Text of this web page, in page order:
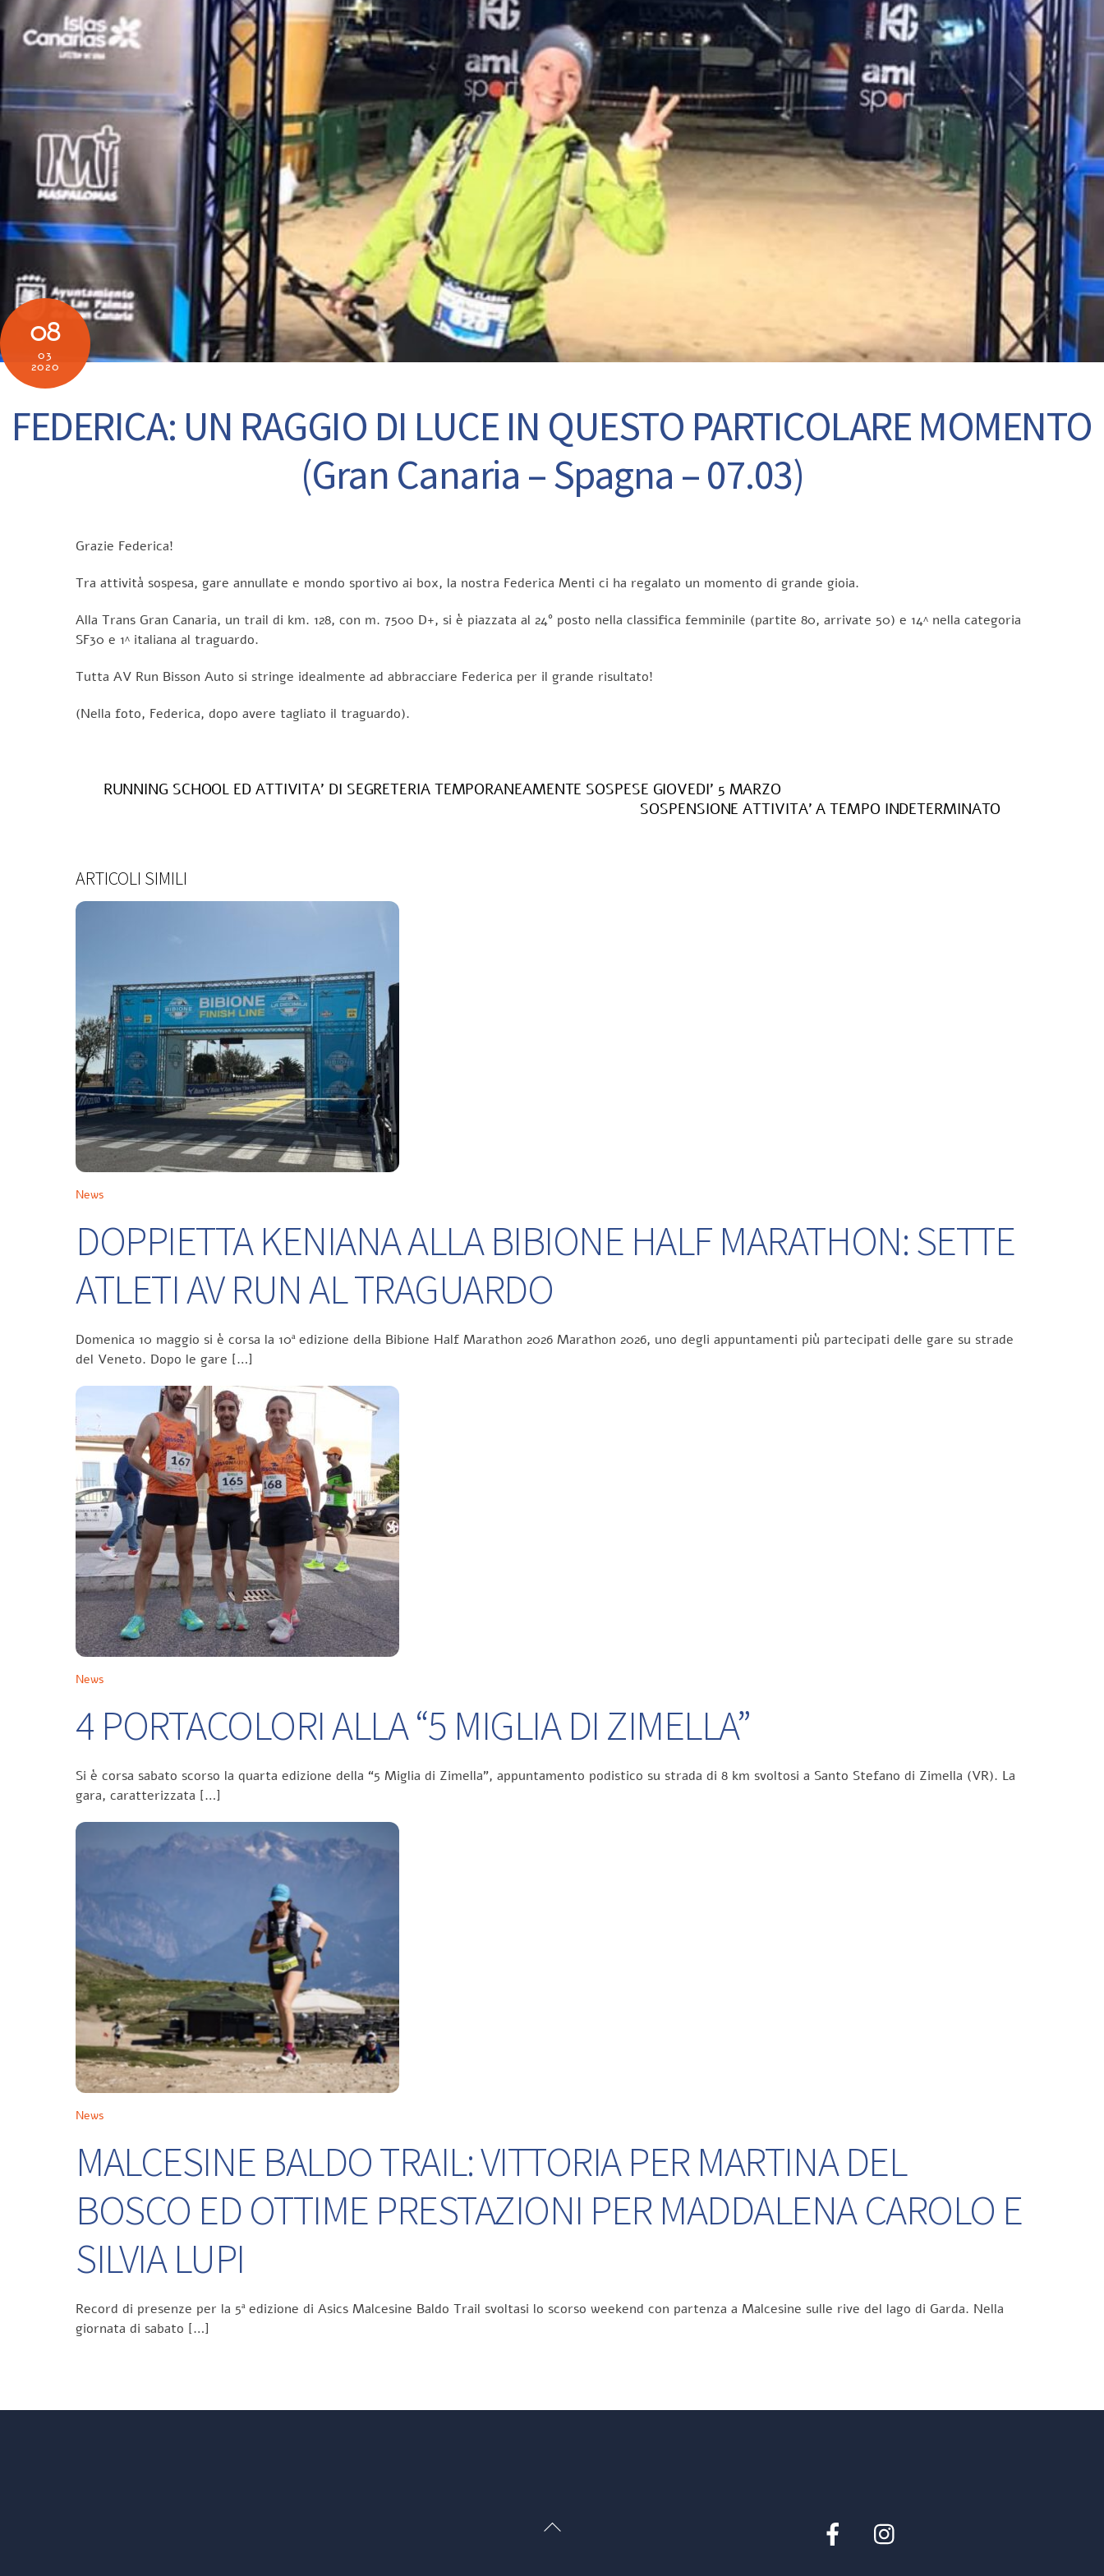
08
03
2020
FEDERICA: UN RAGGIO DI LUCE IN QUESTO PARTICOLARE MOMENTO
(Gran Canaria – Spagna – 07.03)
Grazie Federica!
Tra attività sospesa, gare annullate e mondo sportivo ai box, la nostra Federica Menti ci ha regalato un momento di grande gioia.
Alla Trans Gran Canaria, un trail di km. 128, con m. 7500 D+, si è piazzata al 24° posto nella classifica femminile (partite 80, arrivate 50) e 14^ nella categoria
SF30 e 1^ italiana al traguardo.
Tutta AV Run Bisson Auto si stringe idealmente ad abbracciare Federica per il grande risultato!
(Nella foto, Federica, dopo avere tagliato il traguardo).
RUNNING SCHOOL ED ATTIVITA’ DI SEGRETERIA TEMPORANEAMENTE SOSPESE GIOVEDI’ 5 MARZO
SOSPENSIONE ATTIVITA’ A TEMPO INDETERMINATO
ARTICOLI SIMILI
News
DOPPIETTA KENIANA ALLA BIBIONE HALF MARATHON: SETTE
ATLETI AV RUN AL TRAGUARDO
Domenica 10 maggio si è corsa la 10ª edizione della Bibione Half Marathon 2026 Marathon 2026, uno degli appuntamenti più partecipati delle gare su strade
del Veneto. Dopo le gare […]
News
4 PORTACOLORI ALLA “5 MIGLIA DI ZIMELLA”
Si è corsa sabato scorso la quarta edizione della “5 Miglia di Zimella”, appuntamento podistico su strada di 8 km svoltosi a Santo Stefano di Zimella (VR). La
gara, caratterizzata […]
News
MALCESINE BALDO TRAIL: VITTORIA PER MARTINA DEL
BOSCO ED OTTIME PRESTAZIONI PER MADDALENA CAROLO E
SILVIA LUPI
Record di presenze per la 5ª edizione di Asics Malcesine Baldo Trail svoltasi lo scorso weekend con partenza a Malcesine sulle rive del lago di Garda. Nella
giornata di sabato […]
Back
Facebook